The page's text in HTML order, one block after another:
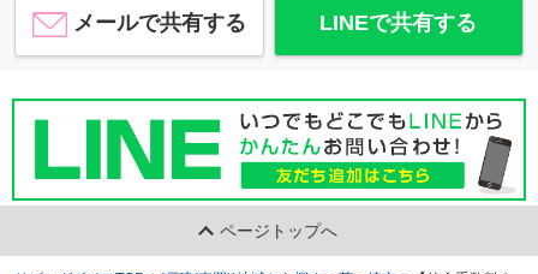
メールで共有する LINEで共有する
ページトップへ